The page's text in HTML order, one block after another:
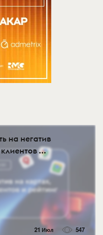
на негатив
...
21 Июл 547